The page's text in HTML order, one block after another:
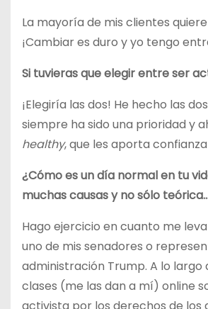
La mayoría de mis clientes
¡Cambiar es duro y yo tengo
Si tuvieras que elegir entre ser
¡Elegiría las dos! He hecho las
siempre ha sido una prioridad y
healthy, que les aporta
¿Cómo es un día normal en tu
muchas causas y no sólo
Hago ejercicio en cuanto me
uno de mis senadores o
administración Trump. A lo
clases (me las dan a mí) online